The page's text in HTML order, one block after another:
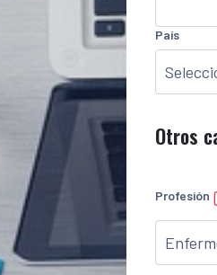
País
Otros
Profesión